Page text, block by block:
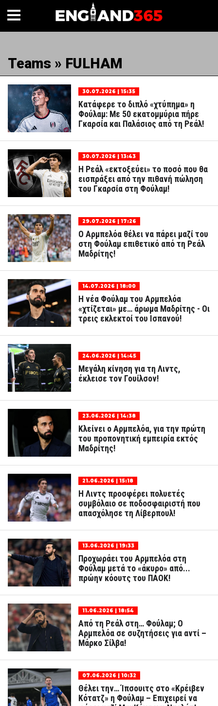
Teams » FULHAM
30.07.2026 | 15:35
Κατάφερε το διπλό «χτύπημα» η
Φούλαμ: Με 50 εκατομμύρια πήρε
Γκαρσία και Παλάσιος από τη Ρεάλ!
30.07.2026 | 13:43
Η Ρεάλ «εκτοξεύει» το ποσό που θα
εισπράξει από την πιθανή πώληση
του Γκαρσία στη Φούλαμ!
29.07.2026 | 17:26
Ο Αρμπελόα θέλει να πάρει μαζί του
στη Φούλαμ επιθετικό από τη Ρεάλ
Μαδρίτης!
14.07.2026 | 18:00
Η νέα Φούλαμ του Αρμπελόα
«χτίζεται» με… άρωμα Μαδρίτης - Οι
τρεις εκλεκτοί του Ισπανού!
24.06.2026 | 14:45
Μεγάλη κίνηση για τη Λιντς,
έκλεισε τον Γουίλσον!
23.06.2026 | 14:38
Κλείνει ο Αρμπελόα, για την πρώτη
του προπονητική εμπειρία εκτός
Μαδρίτης!
21.06.2026 | 15:18
Η Λιντς προσφέρει πολυετές
συμβόλαιο σε ποδοσφαιριστή που
απασχόλησε τη Λίβερπουλ!
13.06.2026 | 19:33
Προχωράει του Αρμπελόα στη
Φούλαμ μετά το «άκυρο» από...
πρώην κόουτς του ΠΑΟΚ!
11.06.2026 | 18:54
Από τη Ρεάλ στη… Φούλαμ; Ο
Αρμπελόα σε συζητήσεις για αντί –
Μάρκο Σίλβα!
07.06.2026 | 10:32
Θέλει την… Ίπσουιτς στο «Κρέιβεν
Κότατζ» η Φούλαμ – Επιχειρεί να